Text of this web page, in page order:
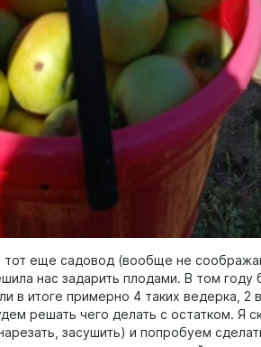
тот еще садовод (вообще не
нас задарить плодами. В том году
в итоге примерно 4 таких ведерка, 2
решать чего делать с остатком. Я
засушить) и попробуем